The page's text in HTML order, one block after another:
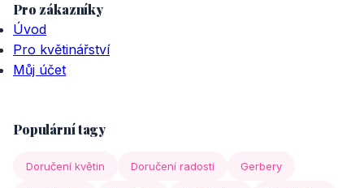
Pro zákazníky
Úvod
Pro květinářství
Můj účet
Populární tagy
Doručení květin Doručení radosti Gerbery